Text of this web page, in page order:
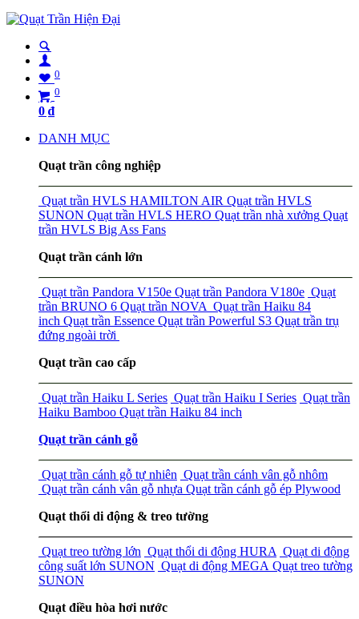
0
0
0 ₫
DANH MỤC
Quạt trần công nghiệp
Quạt trần HVLS HAMILTON AIR Quạt trần HVLS
SUNON Quạt trần HVLS HERO Quạt trần nhà xưởng Quạt
trần HVLS Big Ass Fans
Quạt trần cánh lớn
Quạt trần Pandora V150e Quạt trần Pandora V180e Quạt
trần BRUNO 6 Quạt trần NOVA Quạt trần Haiku 84
inch Quạt trần Essence Quạt trần Powerful S3 Quạt trần trụ
đứng ngoài trời
Quạt trần cao cấp
Quạt trần Haiku L Series Quạt trần Haiku I Series Quạt trần
Haiku Bamboo Quạt trần Haiku 84 inch
Quạt trần cánh gỗ
Quạt trần cánh gỗ tự nhiên Quạt trần cánh vân gỗ nhôm
Quạt trần cánh vân gỗ nhựa Quạt trần cánh gỗ ép Plywood
Quạt thổi di động & treo tường
Quạt treo tường lớn Quạt thổi di động HURA Quạt di động
công suất lớn SUNON Quạt di động MEGA Quạt treo tường
SUNON
Quạt điều hòa hơi nước